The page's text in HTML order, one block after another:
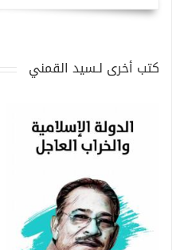
كتب أخرى لـسيد القمني